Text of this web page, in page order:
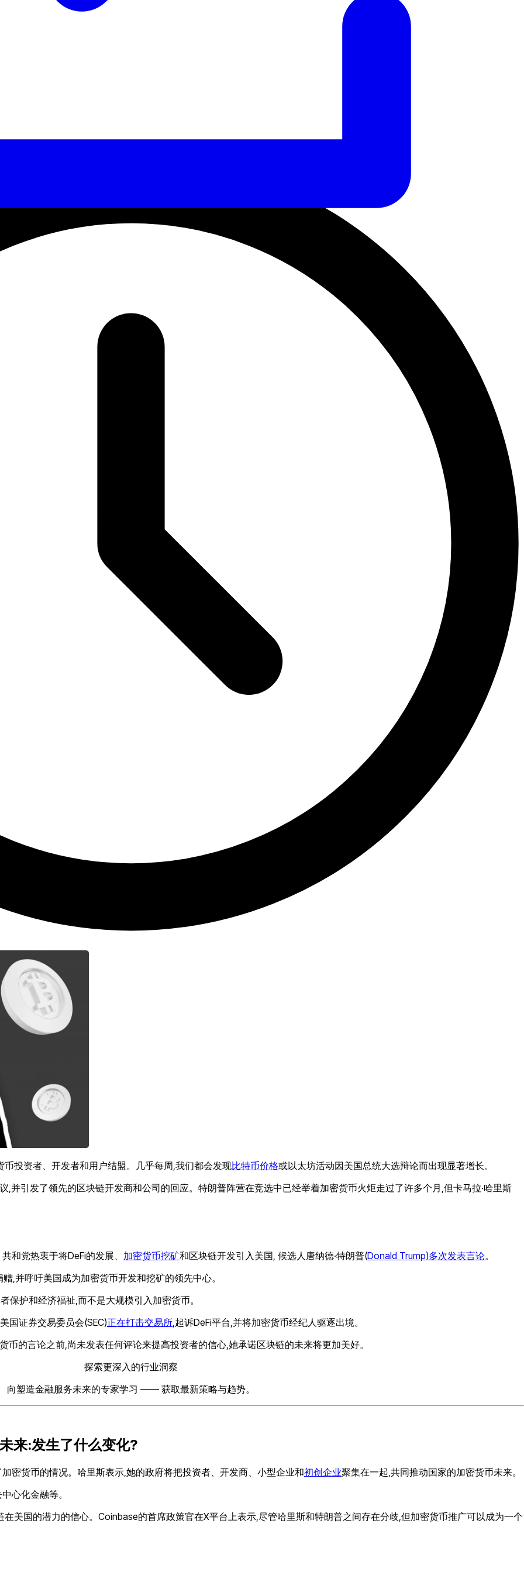
投资者、开发者和用户结盟。几乎每周,我们都会发现比特币价格或以太坊活动因美国总统大选辩论而出现显著增长。
,并引发了领先的区块链开发商和公司的回应。特朗普阵营在竞选中已经举着加密货币火炬走过了许多个月,但卡马拉·哈里斯
和党热衷于将DeFi的发展、 加密货币挖矿和区块链开发引入美国, 候选人唐纳德·特朗普(Donald Trump)多次发表言论。
,并呼吁美国成为加密货币开发和挖矿的领先中心。
保护和经济福祉,而不是大规模引入加密货币。
国证券交易委员会(SEC)正在打击交易所 ,起诉DeFi平台,并将加密货币经纪人驱逐出境。
币的言论之前,尚未发表任何评论来提高投资者的信心,她承诺区块链的未来将更加美好。
探索更深入的行业洞察
向塑造金融服务未来的专家学习 —— 获取最新策略与趋势。
来:发生了什么变化?
密货币的情况。哈里斯表示,她的政府将把投资者、开发商、小型企业和初创企业聚集在一起,共同推动国家的加密货币未来。
心化金融等。
美国的潜力的信心。Coinbase的首席政策官在X平台上表示,尽管哈里斯和特朗普之间存在分歧,但加密货币推广可以成为一个